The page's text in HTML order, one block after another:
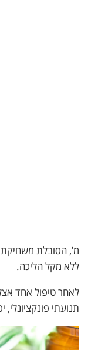
מ’, הסובלת
ללא מקל הליכה.
תנועתי